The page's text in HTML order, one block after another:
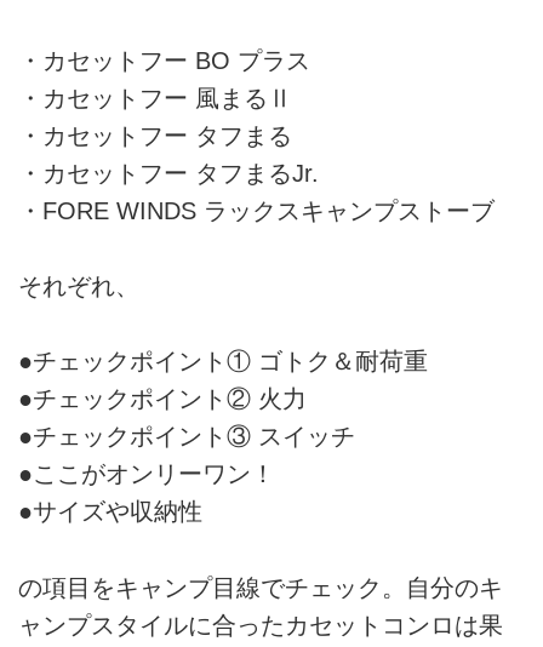
・カセットフー BO プラス
・カセットフー 風まるⅡ
・カセットフー タフまる
・カセットフー タフまるJr.
・FORE WINDS ラックスキャンプストーブ
それぞれ、
●チェックポイント① ゴトク＆耐荷重
●チェックポイント② 火力
●チェックポイント③ スイッチ
●ここがオンリーワン！
●サイズや収納性
の項目をキャンプ目線でチェック。自分のキ
ャンプスタイルに合ったカセットコンロは果